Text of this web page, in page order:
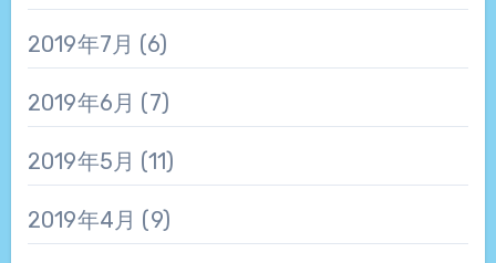
2019年7月 (6)
2019年6月 (7)
2019年5月 (11)
2019年4月 (9)